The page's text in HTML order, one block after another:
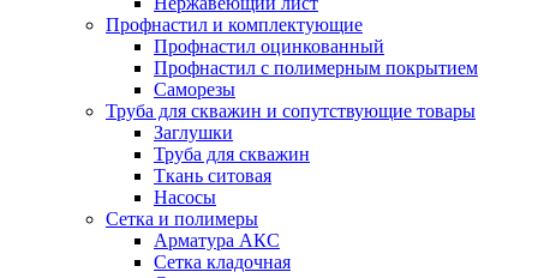
Профнастил и комплектующие
Профнастил оцинкованный
Профнастил с полимерным покрытием
Саморезы
Труба для скважин и сопутствующие товары
Заглушки
Труба для скважин
Ткань ситовая
Насосы
Сетка и полимеры
Арматура АКС
Сетка кладочная